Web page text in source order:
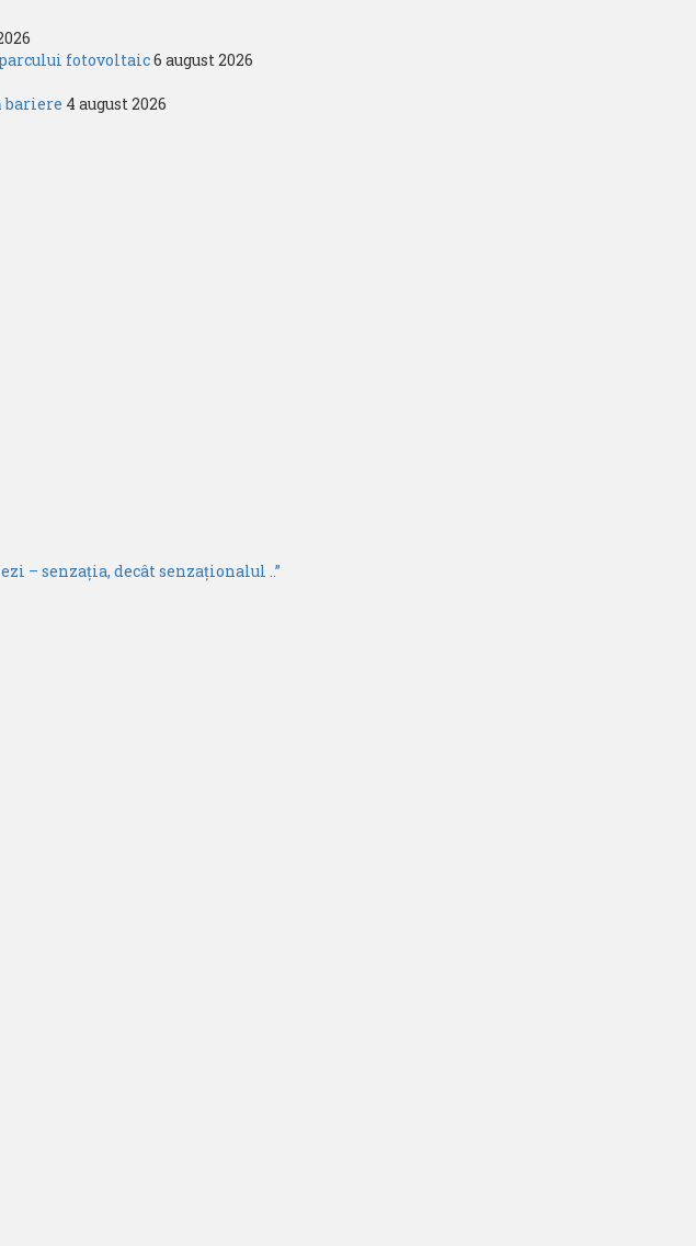
fotovoltaic6 august 2026
bariere 4 august 2026
– senzația, decât senzaționalul ..”